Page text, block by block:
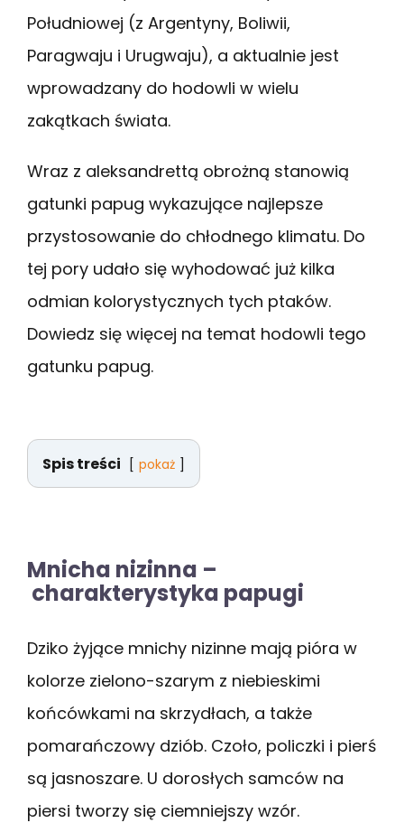
Południowej (z Argentyny, Boliwii,
Paragwaju i Urugwaju), a aktualnie jest
wprowadzany do hodowli w wielu
zakątkach świata.
Wraz z aleksandrettą obrożną stanowią
gatunki papug wykazujące najlepsze
przystosowanie do chłodnego klimatu. Do
tej pory udało się wyhodować już kilka
odmian kolorystycznych tych ptaków.
Dowiedz się więcej na temat hodowli tego
gatunku papug.
Spis treści pokaż
Mnicha nizinna –
charakterystyka papugi
Dziko żyjące mnichy nizinne mają pióra w
kolorze zielono-szarym z niebieskimi
końcówkami na skrzydłach, a także
pomarańczowy dziób. Czoło, policzki i pierś
są jasnoszare. U dorosłych samców na
piersi tworzy się ciemniejszy wzór.